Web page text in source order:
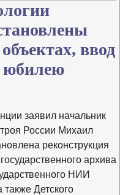
ввод
юбилею
заявил начальник
России Михаил
реконструкция
архива
НИИ
также Детского